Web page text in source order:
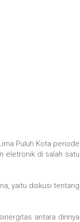
Puluh Kota periode
eletronik di salah satu
yaitu diskusi tentang
antara dirinya